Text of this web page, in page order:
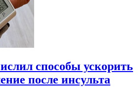
способы ускорить
после инсульта